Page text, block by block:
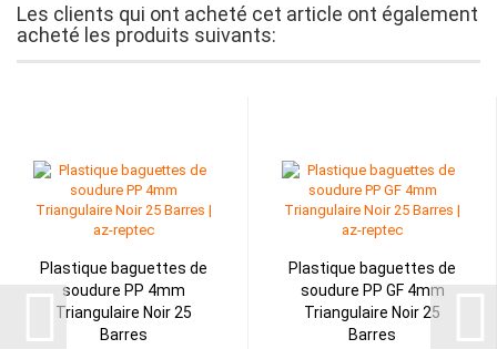
Les clients qui ont acheté cet article ont également
acheté les produits suivants:
Plastique baguettes de
soudure PP 4mm
Triangulaire Noir 25
Barres
Plastique baguettes de
soudure PP GF 4mm
Triangulaire Noir 25
Barres